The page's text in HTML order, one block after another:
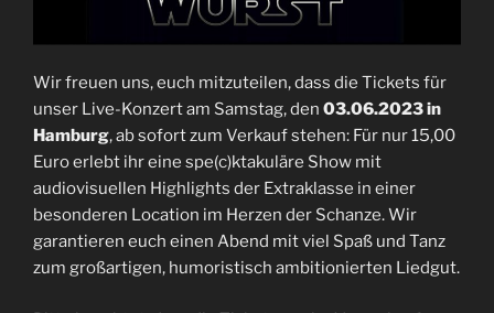
Wir freuen uns, euch mitzuteilen, dass die Tickets für
unser Live-Konzert am Samstag, den 03.06.2023 in
Hamburg, ab sofort zum Verkauf stehen: Für nur 15,00
Euro erlebt ihr eine spe(c)ktakuläre Show mit
audiovisuellen Highlights der Extraklasse in einer
besonderen Location im Herzen der Schanze. Wir
garantieren euch einen Abend mit viel Spaß und Tanz
zum großartigen, humoristisch ambitionierten Liedgut.